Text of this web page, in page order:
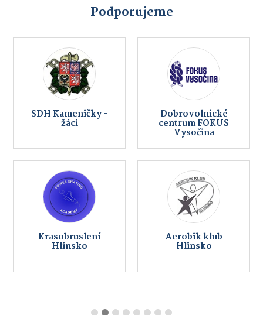
Podporujeme
SDH Kameničky -
žáci
Dobrovolnické
centrum FOKUS
Vysočina
Krasobruslení
Hlinsko
Aerobik klub
Hlinsko